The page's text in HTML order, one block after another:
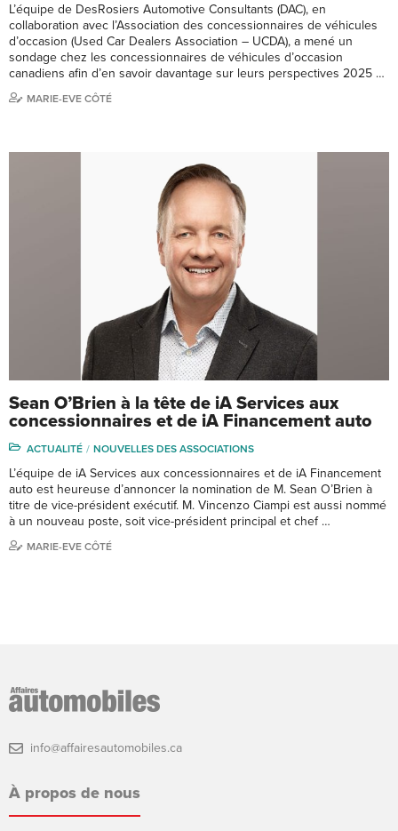
L’équipe de DesRosiers Automotive Consultants (DAC), en
collaboration avec l’Association des concessionnaires de véhicules
d’occasion (Used Car Dealers Association – UCDA), a mené un
sondage chez les concessionnaires de véhicules d’occasion
canadiens afin d’en savoir davantage sur leurs perspectives 2025 …
MARIE-EVE CÔTÉ
Sean O’Brien à la tête de iA Services aux
concessionnaires et de iA Financement auto
ACTUALITÉ NOUVELLES DES ASSOCIATIONS
L’équipe de iA Services aux concessionnaires et de iA Financement
auto est heureuse d’annoncer la nomination de M. Sean O’Brien à
titre de vice-président exécutif. M. Vincenzo Ciampi est aussi nommé
à un nouveau poste, soit vice-président principal et chef …
MARIE-EVE CÔTÉ
info@affairesautomobiles.ca
À propos de nous